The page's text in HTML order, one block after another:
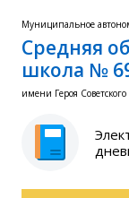
Муниципальное
Средняя
школа №
имени Героя